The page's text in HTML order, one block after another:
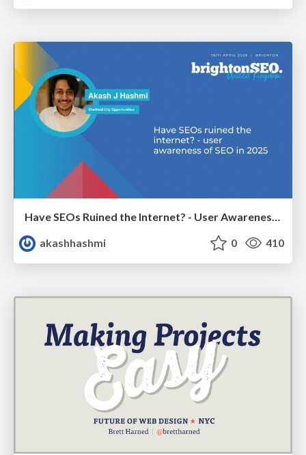
Have SEOs Ruined the Internet? - User Awareness of SEO in 2025
akashhashmi
0 410